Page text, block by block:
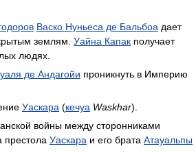
Васко Нуньеса де Бальбоа дает
землям. Уайна Капак получает
людях.
де Андагойи проникнуть в Империю
Уаскара (кечуа Waskhar).
войны между сторонниками
престола Уаскара и его брата Атауальпы